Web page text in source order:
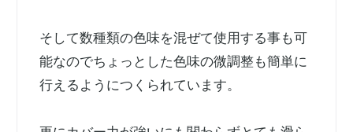
そして数種類の色味を混ぜて使用する事も可
能なのでちょっとした色味の微調整も簡単に
行えるようにつくられています。